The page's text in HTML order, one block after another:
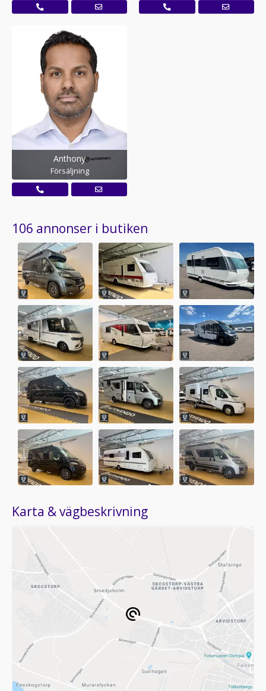
Anthony
Försäljning
106 annonser i butiken
Karta & vägbeskrivning